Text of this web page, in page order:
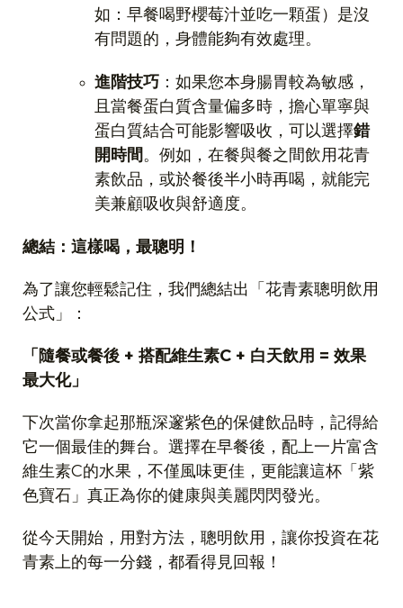
如：早餐喝野櫻莓汁並吃一顆蛋）是沒
有問題的，身體能夠有效處理。
進階技巧 ：如果您本身腸胃較為敏感，
且當餐蛋白質含量偏多時，擔心單寧與
蛋白質結合可能影響吸收，可以選擇錯
開時間。例如，在餐與餐之間飲用花青
素飲品，或於餐後半小時再喝，就能完
美兼顧吸收與舒適度。
總結：這樣喝，最聰明！
為了讓您輕鬆記住，我們總結出「花青素聰明飲用
公式」：
「隨餐或餐後 + 搭配維生素C + 白天飲用 = 效果
最大化」
下次當你拿起那瓶深邃紫色的保健飲品時，記得給
它一個最佳的舞台。選擇在早餐後，配上一片富含
維生素C的水果，不僅風味更佳，更能讓這杯「紫
色寶石」真正為你的健康與美麗閃閃發光。
從今天開始，用對方法，聰明飲用，讓你投資在花
青素上的每一分錢，都看得見回報！